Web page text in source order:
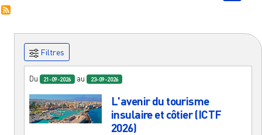
Filtres
Du 21-09-2026 au 23-09-2026
L'avenir du tourisme
insulaire et côtier (ICTF
2026)